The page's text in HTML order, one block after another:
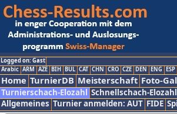
Logged on: Gast
Arabic ARM AZE BIH BUL CAT CHN CRO CZE DEN ENG ESP
Home TurnierDB Meisterschaft Foto-
Turnierschach-Elozahl Schnellschach-Elozahl
Allgemeines Turnier anmelden: AUT FIDE